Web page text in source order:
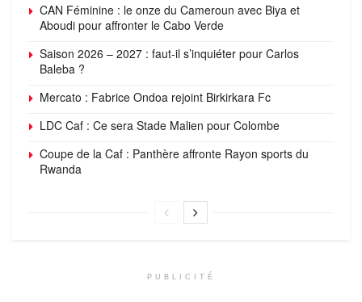
CAN Féminine : le onze du Cameroun avec Biya et
Aboudi pour affronter le Cabo Verde
Saison 2026 – 2027 : faut-il s’inquiéter pour Carlos
Baleba ?
Mercato : Fabrice Ondoa rejoint Birkirkara Fc
LDC Caf : Ce sera Stade Malien pour Colombe
Coupe de la Caf : Panthère affronte Rayon sports du
Rwanda
PUBLICITÉ